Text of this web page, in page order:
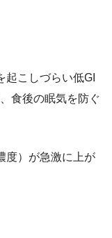
こしづらい低GI
食後の眠気を防ぐ
）が急激に上が